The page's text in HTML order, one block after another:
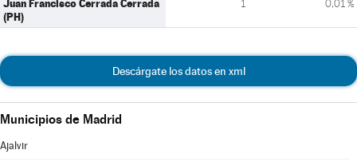
Juan Francisco Cerrada Cerrada
(PH)
1 0,01 %
Descárgate los datos en xml
Municipios de Madrid
Ajalvir